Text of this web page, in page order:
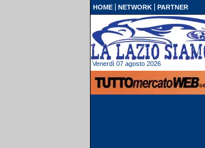
HOME NETWORK PARTNER
Venerdì 07 agosto 2026